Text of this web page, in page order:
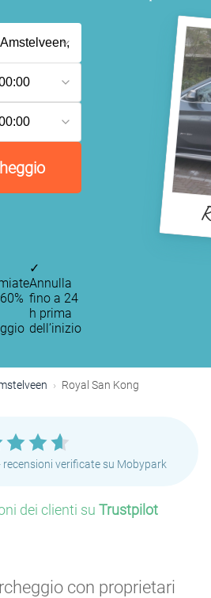
✓
Annulla
fino a 24
h prima
dell’inizio
Royal San Kong
recensioni verificate su Mobypark
dei clienti su Trustpilot
con proprietari
P
P